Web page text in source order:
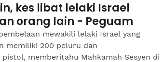
kes libat lelaki Israel
orang lain - Peguam
mewakili lelaki Israel yang
memiliki 200 peluru dan
memberitahu Mahkamah Sesyen di